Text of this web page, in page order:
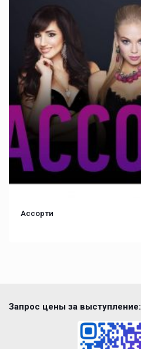
Ассорти
Запрос цены за выступление: